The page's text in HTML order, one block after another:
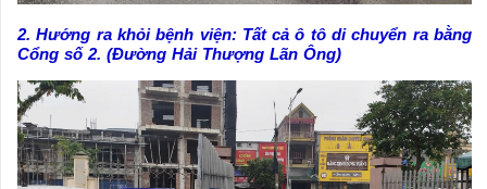
2. Hướng ra khỏi bệnh viện: Tất cả ô tô di chuyển ra bằng
Cổng số 2. (Đường Hải Thượng Lãn Ông)